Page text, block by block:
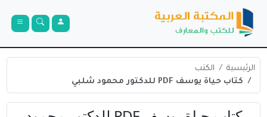
الرئيسية
الكتب
كتاب حياة يوسف PDF للدكتور محمود شلبي